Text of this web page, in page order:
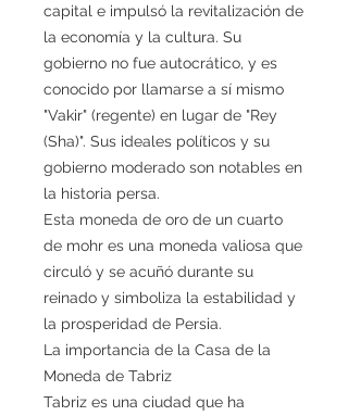
capital e impulsó la revitalización de
la economía y la cultura. Su
gobierno no fue autocrático, y es
conocido por llamarse a sí mismo
"Vakir" (regente) en lugar de "Rey
(Sha)". Sus ideales políticos y su
gobierno moderado son notables en
la historia persa.
Esta moneda de oro de un cuarto
de mohr es una moneda valiosa que
circuló y se acuñó durante su
reinado y simboliza la estabilidad y
la prosperidad de Persia.
La importancia de la Casa de la
Moneda de Tabriz
Tabriz es una ciudad que ha